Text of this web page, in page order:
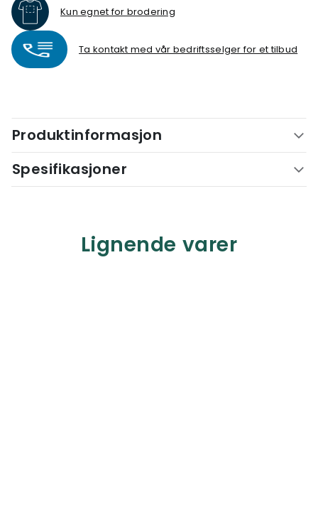
Kun egnet for brodering
Ta kontakt med vår bedriftsselger for et tilbud
Produktinformasjon
Spesifikasjoner
Lignende varer